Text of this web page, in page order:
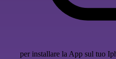
per installare la App sul tuo